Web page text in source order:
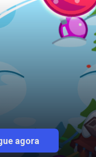
agora